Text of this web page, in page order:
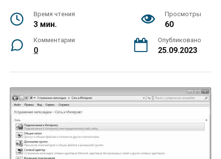
Время чтения
3 мин.
Просмотры
60
Комментарии
0
Опубликовано
25.09.2023